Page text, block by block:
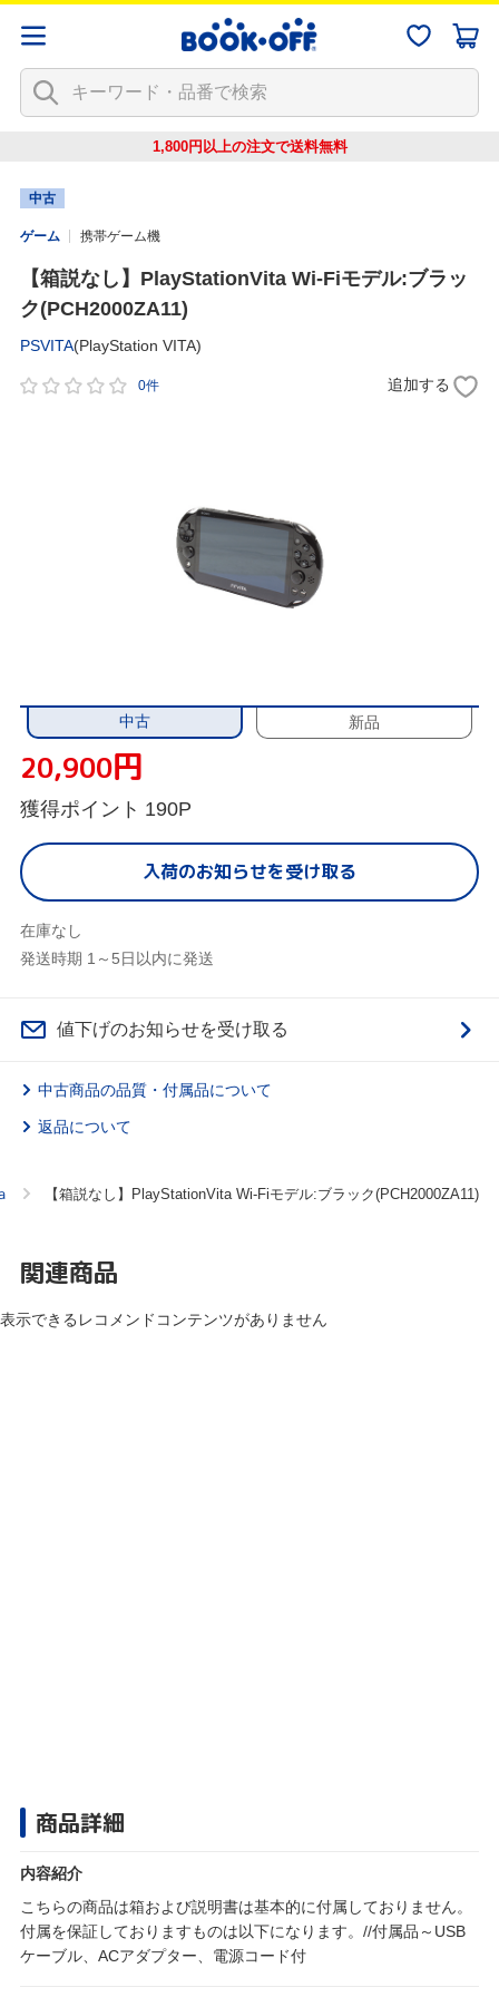
1,800円以上の注文で送料無料
中古
ゲーム 携帯ゲーム機
【箱説なし】PlayStationVita Wi-Fiモデル:ブラッ
ク(PCH2000ZA11)
PSVITA(PlayStation VITA)
0件 追加する
中古 新品
20,900円
獲得ポイント 190P
入荷のお知らせを受け取る
在庫なし
発送時期 1～5日以内に発送
値下げのお知らせを受け取る
中古商品の品質・付属品について
返品について
【箱説なし】PlayStationVita Wi-Fiモデル:ブラック(PCH2000ZA11)
関連商品
表示できるレコメンドコンテンツがありません
商品詳細
内容紹介
こちらの商品は箱および説明書は基本的に付属しておりません。
付属を保証しておりますものは以下になります。//付属品～USB
ケーブル、ACアダプター、電源コード付